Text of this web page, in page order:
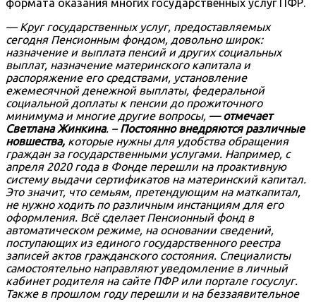
формата оказания многих государственных услуг ПФР.
— Круг государственных услуг, предоставляемых
сегодня Пенсионным фондом, довольно широк:
назначение и выплата пенсий и других социальных
выплат, назначение материнского капитала и
распоряжение его средствами, установление
ежемесячной денежной выплаты, федеральной
социальной доплаты к пенсии до прожиточного
минимума и многие другие вопросы, — отмечает
Светлана Жинкина. –Постоянно внедряются различные
новшества, которые нужны для удобства обращения
граждан за государственными услугами. Например, с
апреля 2020 года в Фонде перешли на проактивную
систему выдачи сертификатов на материнский капитал.
Это значит, что семьям, претендующим на маткапитал,
не нужно ходить по различным инстанциям для его
оформления. Всё сделает Пенсионный фонд в
автоматическом режиме, на основании сведений,
поступающих из единого государственного реестра
записей актов гражданского состояния. Специалисты
самостоятельно направляют уведомление в личный
кабинет родителя на сайте ПФР или портале госуслуг.
Также в прошлом году перешли и на беззаявительное